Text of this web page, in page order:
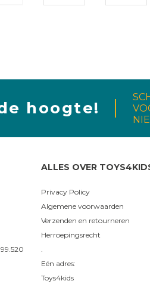
hoogte!
ALLES OVER
Privacy Policy
Algemene voorwaarden
Verzenden en retourneren
Herroepingsrecht
.
Eén adres:
Toys4kids